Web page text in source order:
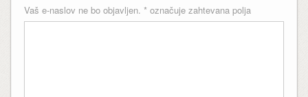
Vaš e-naslov ne bo objavljen. *označuje zahtevana polja